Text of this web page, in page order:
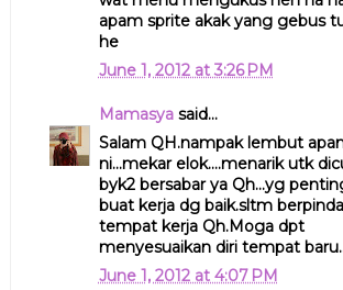
apam sprite akak yang gebus
he
June 1, 2012 at 3:26 PM
Mamasyasaid...
Salam QH.nampak lembut
ni...mekar elok....menarik utk
byk2 bersabar ya Qh...yg
buat kerja dg baik.sltm
tempat kerja Qh.Moga dpt
menyesuaikan diri tempat
June 1, 2012 at 4:07 PM